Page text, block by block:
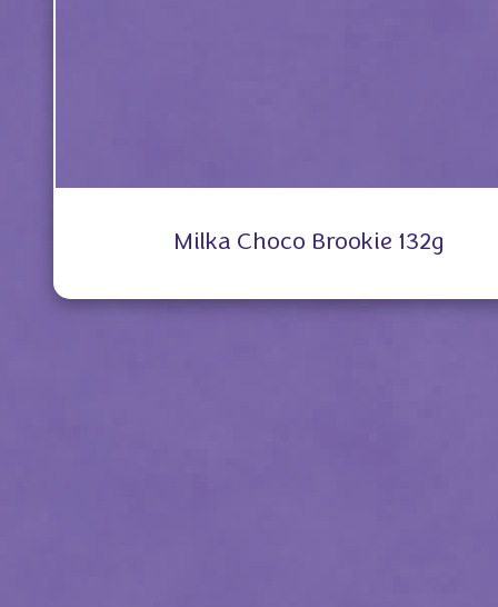
Milka Choco Brookie 132g